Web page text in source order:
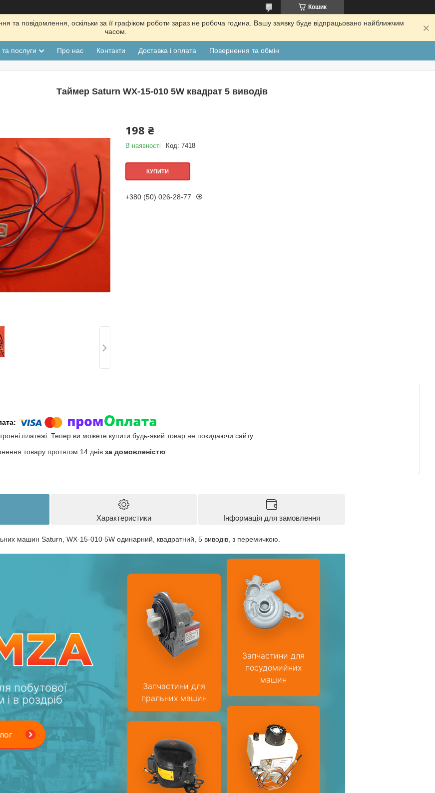
Кошик
та повідомлення, оскільки за її графіком роботи зараз не робоча година. Вашу заявку буде відпрацьовано найближчим
часом.
послуги Про нас Контакти Доставка і оплата Повернення та обмін
Таймер Saturn WX-15-010 5W квадрат 5 виводів
198 ₴
В наявності Код: 7418
КУПИТИ
+380 (50) 026-28-77
платежі. Тепер ви можете купити будь-який товар не покидаючи сайту.
товару протягом 14 днів за домовленістю
Характеристики Інформація для замовлення
машин Saturn, WX-15-010 5W одинарний, квадратний, 5 виводів, з перемичкою.
побутової
і в роздріб
Запчастини для
пральних машин
Запчастини для
посудомийних
машин